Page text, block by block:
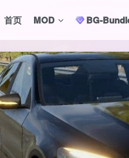
首页 MOD BG-